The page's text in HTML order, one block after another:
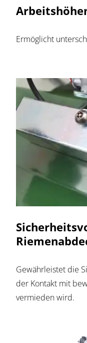
Ermöglicht
Gewährleistet die
der Kontakt mit
vermieden wird.